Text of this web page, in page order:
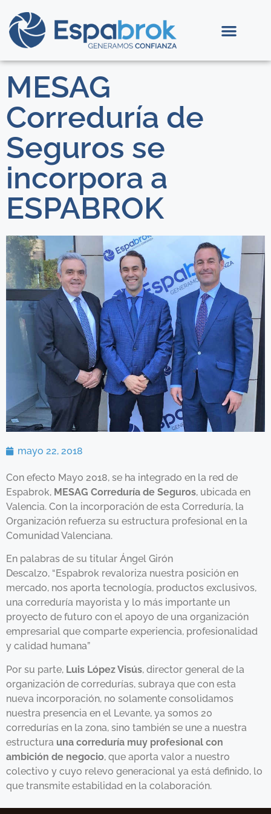
MESAG
Correduría de
Seguros se
incorpora a
ESPABROK
mayo 22, 2018
Con efecto Mayo 2018, se ha integrado en la red de
Espabrok, MESAG Correduría de Seguros, ubicada en
Valencia. Con la incorporación de esta Correduría, la
Organización refuerza su estructura profesional en la
Comunidad Valenciana.
En palabras de su titular Ángel Girón
Descalzo, “Espabrok revaloriza nuestra posición en
mercado, nos aporta tecnología, productos exclusivos,
una correduría mayorista y lo más importante un
proyecto de futuro con el apoyo de una organización
empresarial que comparte experiencia, profesionalidad
y calidad humana”
Por su parte, Luis López Visús, director general de la
organización de corredurías, subraya que con esta
nueva incorporación, no solamente consolidamos
nuestra presencia en el Levante, ya somos 20
corredurías en la zona, sino también se une a nuestra
estructura una correduría muy profesional con
ambición de negocio, que aporta valor a nuestro
colectivo y cuyo relevo generacional ya está definido, lo
que transmite estabilidad en la colaboración.